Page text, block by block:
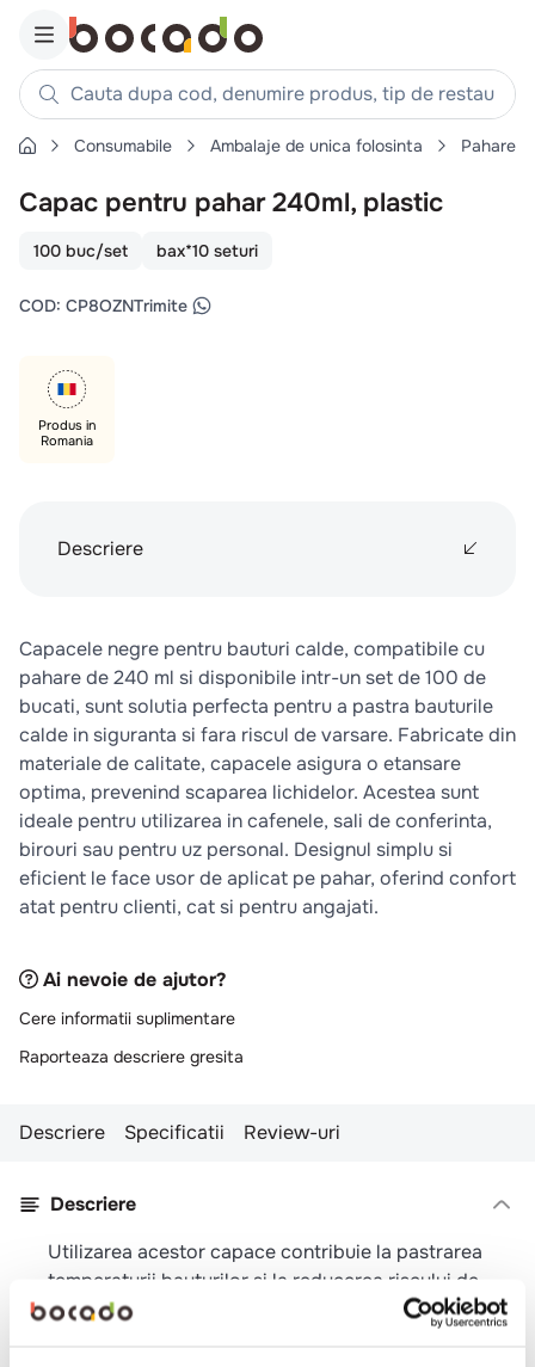
Cauta dupa cod, denumire produs, tip de restaurant,
Căutări populare
1. cartofi
. piept pui
4. chifle
coaste
aripi
pizza
Consumabile Ambalaje de unica folosinta Pahare,
Capac pentru pahar 240ml, plastic
100 buc/set bax*10 seturi
COD: CP8OZNTrimite
Produs in
Romania
Descriere
Capacele negre pentru bauturi calde, compatibile cu
pahare de 240 ml si disponibile intr-un set de 100 de
bucati, sunt solutia perfecta pentru a pastra bauturile
calde in siguranta si fara riscul de varsare. Fabricate din
materiale de calitate, capacele asigura o etansare
optima, prevenind scaparea lichidelor. Acestea sunt
ideale pentru utilizarea in cafenele, sali de conferinta,
birouri sau pentru uz personal. Designul simplu si
eficient le face usor de aplicat pe pahar, oferind confort
atat pentru clienti, cat si pentru angajati.
Ai nevoie de ajutor?
Cere informatii suplimentare
Raporteaza descriere gresita
Descriere Specificatii Review-uri
Descriere
Utilizarea acestor capace contribuie la pastrarea
temperaturii bauturilor si la reducerea riscului de
accidente prin scurgere. Sunt usor de depozitat